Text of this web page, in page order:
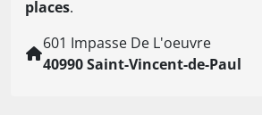
places.
601 Impasse De L'oeuvre
40990 Saint-Vincent-de-Paul